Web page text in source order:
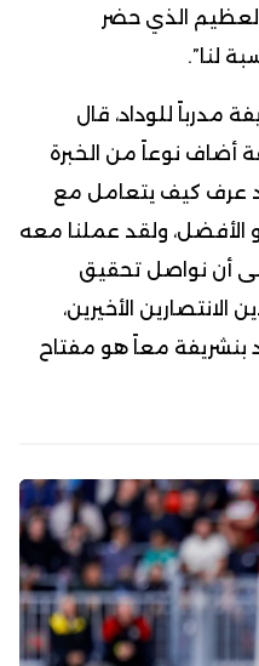
الذي حضر
لنا”.
للوداد، قال
أضاف نوعاً من الخبرة
لقد عرف كيف يتعامل مع
الأفضل، ولقد عملنا معه
أن نواصل تحقيق
الانتصارين الأخيرين،
بنشريفة معاً هو مفتاح